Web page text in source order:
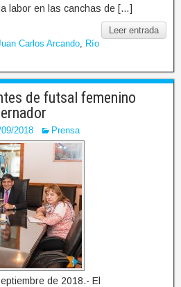
labor en las canchas de […]
Leer entrada
Carlos Arcando
Río
de futsal femenino
2018 Prensa
de 2018.- El